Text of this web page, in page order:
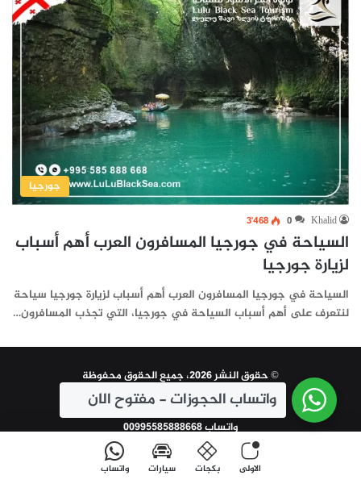
جورجيا
Khalid
0 3٬468
السياحة في جورجيا المسافرون العرب أهم أسباب
لزيارة جورجيا
السياحة في جورجيا المسافرون العرب أهم أسباب لزيارة جورجيا سياحة
لنتعرف على أهم أسباب السياحة في جورجيا، التي تجذب المسافرون…
© حقوق النشر 2026، جميع الحقوق محفوظة
| تم التطوير و الاعلان بواسطةسين تكنولوجي
واتساب 00995585888668
الاولى بكجات سيارات واتساب
واتساب الحجوزات - مفتوح الان